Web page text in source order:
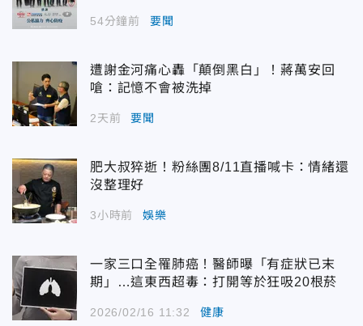
54分鐘前 要聞
遭謝金河痛心轟「顛倒黑白」！蔣萬安回
嗆：記憶不會被洗掉
2天前 要聞
肥大叔猝逝！粉絲團8/11直播喊卡：情緒還
沒整理好
3小時前 娛樂
一家三口全罹肺癌！醫師曝「有症狀已末
期」…這東西超毒：打開等於狂吸20根菸
2026/02/16 11:32 健康